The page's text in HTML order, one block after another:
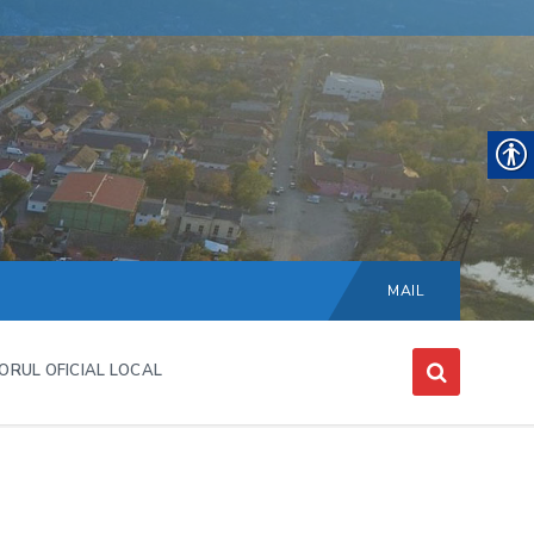
Choose
language:
MAIL
OFICIAL LOCAL